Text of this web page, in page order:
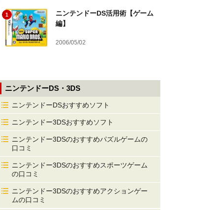
1
ニンテンドーDS活用術【ゲーム
編】
2006/05/02
ニンテンドーDS・3DS
ニンテンドーDSおすすめソフト
ニンテンドー3DSおすすめソフト
ニンテンドー3DSのおすすめパズルゲームの
口コミ
ニンテンドー3DSのおすすめスポーツゲーム
の口コミ
ニンテンドー3DSのおすすめアクションゲー
ムの口コミ